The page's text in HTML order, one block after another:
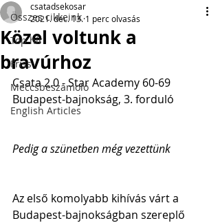
Összes cikkeink
Top hír
Friss
Meccsbeszámoló
English Articles
Közel voltunk a
bravúrhoz
csatadsekosar
2021. dec. 13. 1 perc olvasás
Csata 2.0 - Star Academy 60-69
Budapest-bajnokság, 3. forduló
Pedig a szünetben még vezettünk
Az első komolyabb kihívás várt a
Budapest-bajnokságban szereplő